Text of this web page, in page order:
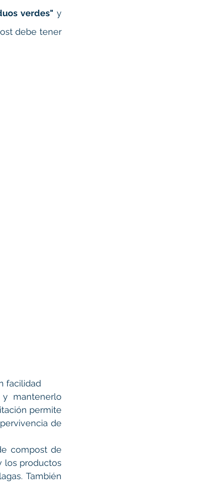
verdes" y
debe tener
facilidad
mantenerlo
permite
de
compost de
los productos
También